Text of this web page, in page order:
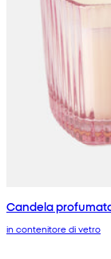
Candela
in contenitore di vetro